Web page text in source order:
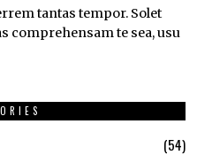
tantas tempor. Solet
comprehensam te sea, usu
54